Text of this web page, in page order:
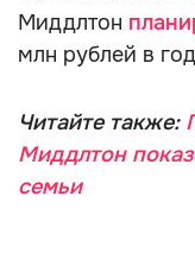
Миддлтон
млн рублей в
Читайте также:
Миддлтон
семьи